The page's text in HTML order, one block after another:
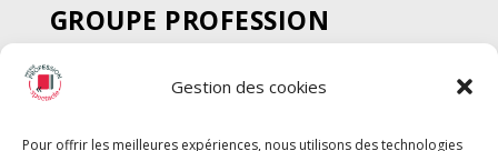
Gestion des cookies
Pour offrir les meilleures expériences, nous utilisons des technologies
GROUPE PROFESSION
SPECTACLE
Chèque Intermittents